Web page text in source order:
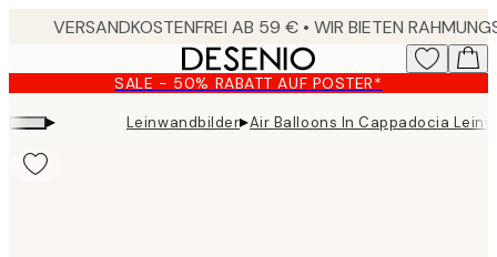
content.
SALE - 50% RABATT AUF POSTER*
▸ Leinwandbilder▸Air Balloons In Cappadocia